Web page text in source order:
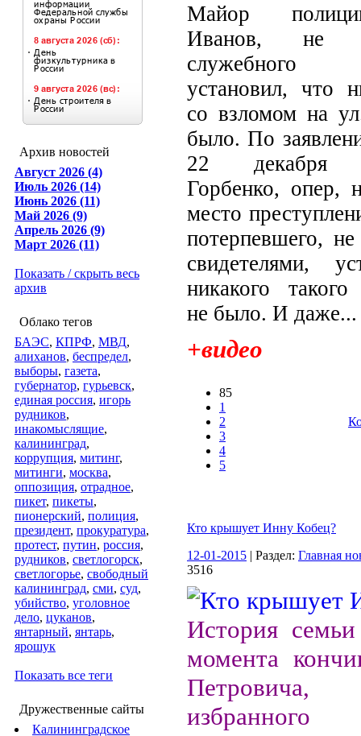
Архив новостей
Август 2026 (4)
Июль 2026 (14)
Июнь 2026 (11)
Май 2026 (9)
Апрель 2026 (9)
Март 2026 (11)
Показать / скрыть весь
архив
Облако тегов
БАЭС, КПРФ, МВД,
алиханов, беспредел,
выборы, газета,
губернатор, гурьевск,
единая россия, игорь
рудников,
инакомыслящие,
калининград,
коррупция, митинг,
митинги, москва,
оппозиция, отрадное,
пикет, пикеты,
пионерский, полиция,
президент, прокуратура,
протест, путин, россия,
рудников, светлогорск,
светлогорье, свободный
калининград, сми, суд,
убийство, уголовное
дело, цуканов,
янтарный, янтарь,
ярошук
Показать все теги
Дружественные сайты
Калининградское
Майор
Иванов, не
служебного
установил, что
со взломом на
было. По
22 декабря
Горбенко, опер,
место
потерпевшего,
свидетелями,
никакого такого
не было. И даже...
+видео
85
1
2
3
4
5
Кто крышует Инну Кобец?
12-01-2015 | Раздел: Главная
3516
История
момента
избранного